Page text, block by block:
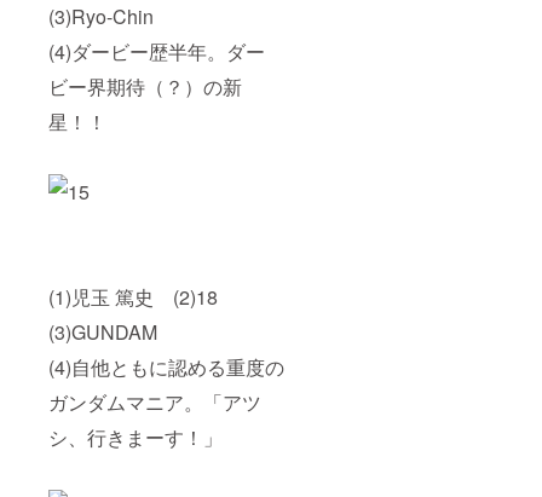
(3)Ryo-Chin
(4)ダービー歴半年。ダー
ビー界期待（？）の新
星！！
(1)児玉 篤史 (2)18
(3)GUNDAM
(4)自他ともに認める重度の
ガンダムマニア。「アツ
シ、行きまーす！」